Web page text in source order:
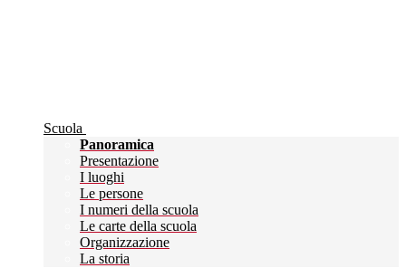
Scuola
Panoramica
Presentazione
I luoghi
Le persone
I numeri della scuola
Le carte della scuola
Organizzazione
La storia